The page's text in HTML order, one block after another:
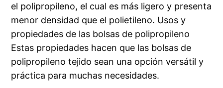
el polipropileno, el cual es más ligero y presenta
menor densidad que el polietileno. Usos y
propiedades de las bolsas de polipropileno
Estas propiedades hacen que las bolsas de
polipropileno tejido sean una opción versátil y
práctica para muchas necesidades.